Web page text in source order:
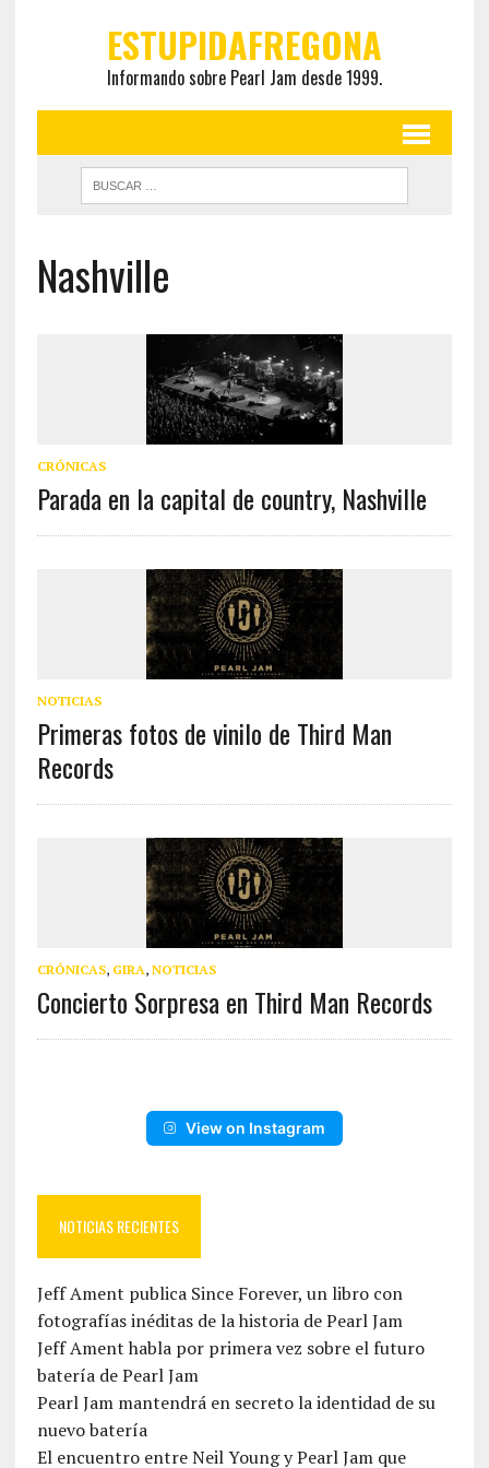
ESTUPIDAFREGONA
Informando sobre Pearl Jam desde 1999.
Nashville
CRÓNICAS
Parada en la capital de country, Nashville
NOTICIAS
Primeras fotos de vinilo de Third Man
Records
CRÓNICAS, GIRA, NOTICIAS
Concierto Sorpresa en Third Man Records
View on Instagram
NOTICIAS RECIENTES
Jeff Ament publica Since Forever, un libro con
fotografías inéditas de la historia de Pearl Jam
Jeff Ament habla por primera vez sobre el futuro
batería de Pearl Jam
Pearl Jam mantendrá en secreto la identidad de su
nuevo batería
El encuentro entre Neil Young y Pearl Jam que